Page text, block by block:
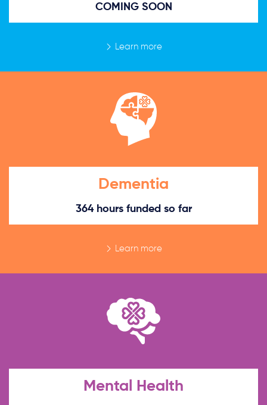
COMING SOON
Learn more
Dementia
364 hours funded so far
Learn more
Mental Health